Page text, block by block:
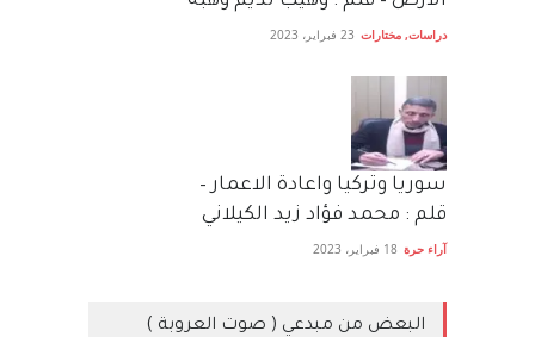
دراسات, مختارات 23 فبراير، 2023
سوريا وتركيا واعادة الاعمار –
قلم : محمد فؤاد زيد الكيلاني
آراء حرة 18 فبراير، 2023
البعض من مبدعي ( صوت العروبة )